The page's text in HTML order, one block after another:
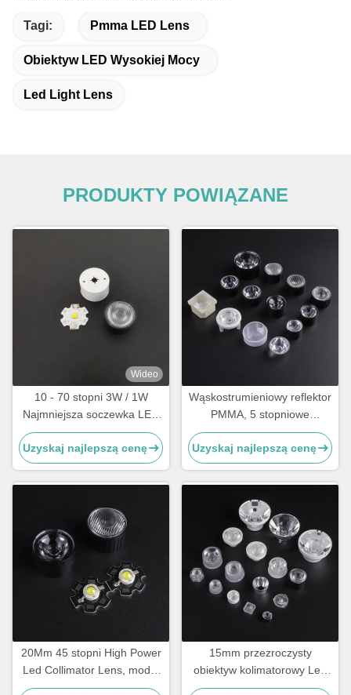
Tagi: Pmma LED Lens
Obiektyw LED Wysokiej Mocy
Led Light Lens
PRODUKTY POWIĄZANE
Wideo
10 - 70 stopni 3W / 1W
Najmniejsza soczewka LED
wysokiej mocy do diod
Osram
Uzyskaj najlepszą cenę
Wąskostrumieniowy reflektor
PMMA, 5 stopniowe
oświetlenie zewnętrzne
Uzyskaj najlepszą cenę
20Mm 45 stopni High Power
Led Collimator Lens, moduł
ledowy ROHS
15mm przezroczysty
obiektyw kolimatorowy Led
PMMA, soczewka świetlna